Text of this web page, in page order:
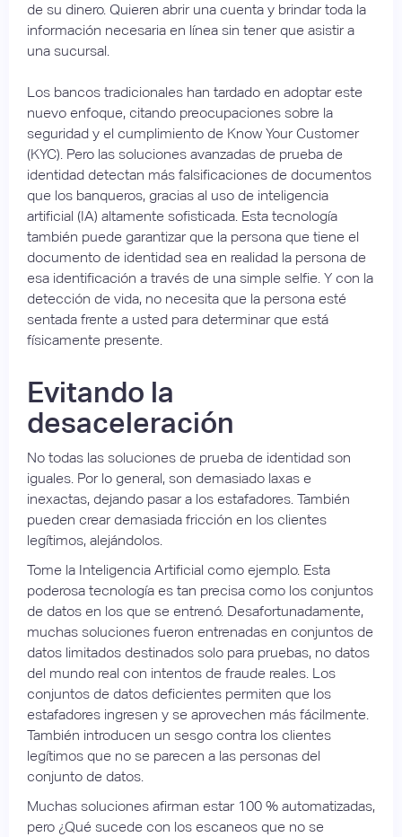
de su dinero. Quieren abrir una cuenta y brindar toda la
información necesaria en línea sin tener que asistir a
una sucursal.
Los bancos tradicionales han tardado en adoptar este
nuevo enfoque, citando preocupaciones sobre la
seguridad y el cumplimiento de Know Your Customer
(KYC). Pero las soluciones avanzadas de prueba de
identidad detectan más falsificaciones de documentos
que los banqueros, gracias al uso de inteligencia
artificial (IA) altamente sofisticada. Esta tecnología
también puede garantizar que la persona que tiene el
documento de identidad sea en realidad la persona de
esa identificación a través de una simple selfie. Y con la
detección de vida, no necesita que la persona esté
sentada frente a usted para determinar que está
físicamente presente.
Evitando la
desaceleración
No todas las soluciones de prueba de identidad son
iguales. Por lo general, son demasiado laxas e
inexactas, dejando pasar a los estafadores. También
pueden crear demasiada fricción en los clientes
legítimos, alejándolos.
Tome la Inteligencia Artificial como ejemplo. Esta
poderosa tecnología es tan precisa como los conjuntos
de datos en los que se entrenó. Desafortunadamente,
muchas soluciones fueron entrenadas en conjuntos de
datos limitados destinados solo para pruebas, no datos
del mundo real con intentos de fraude reales. Los
conjuntos de datos deficientes permiten que los
estafadores ingresen y se aprovechen más fácilmente.
También introducen un sesgo contra los clientes
legítimos que no se parecen a las personas del
conjunto de datos.
Muchas soluciones afirman estar 100 % automatizadas,
pero ¿Qué sucede con los escaneos que no se